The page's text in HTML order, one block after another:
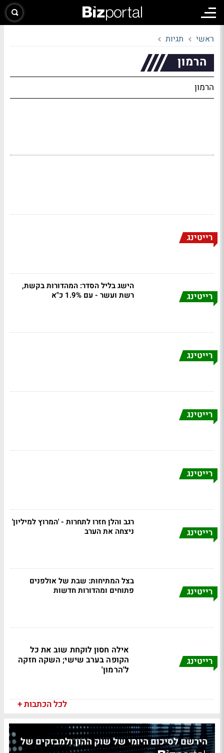
ראשי תגיות
הרמון
הרמון
רייטינג
רייטינג
הישג בליל הסדר: המהדורות בקשת,
רשת ועשר - עם 1.9% כ"א
רייטינג
רייטינג
רייטינג
רייטינג
רגב והלן חזרו לתחרות - 'המרוץ למיליון'
ניצחה את הערב
רייטינג
בצל המתיחות: שבת של אולפנים
פתוחים ומהדורות חדשות
רייטינג
אילה חסון לוקחת שוב את כל
הקופה בערב שישי; השקה חזקה
ל'הרמון'
לכל הכתבות +
הירשם לסיכום היומי של שוק ההון ולמבזקים של